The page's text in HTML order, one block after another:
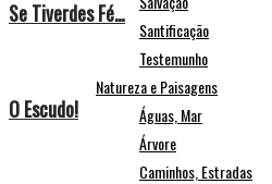
Santificação
Testemunho
Natureza e Paisagens
Águas, Mar
Árvore
Caminhos, Estradas
Se Tiverdes Fé…
O Escudo!